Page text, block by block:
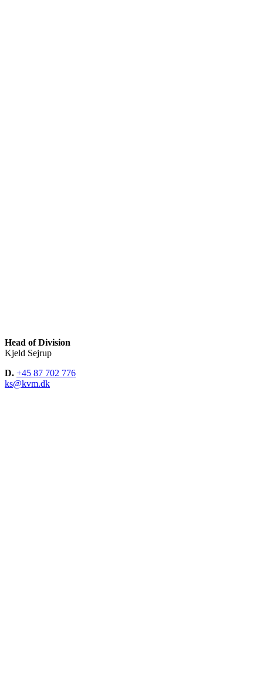
Head of Division
Kjeld Sejrup
D. +45 87 702 776
ks@kvm.dk